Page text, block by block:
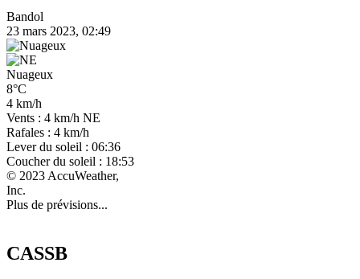
Bandol
23 mars 2023, 02:49
Nuageux
8°C
4 km/h
Vents : 4 km/h NE
Rafales : 4 km/h
Lever du soleil : 06:36
Coucher du soleil : 18:53
© 2023 AccuWeather,
Inc.
Plus de prévisions...
CASSB